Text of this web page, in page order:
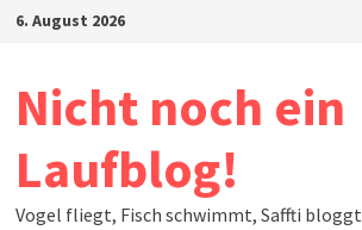
Zum6. August 2026
Nicht noch ein
Laufblog!
Vogel fliegt, Fisch schwimmt, Saffti bloggt